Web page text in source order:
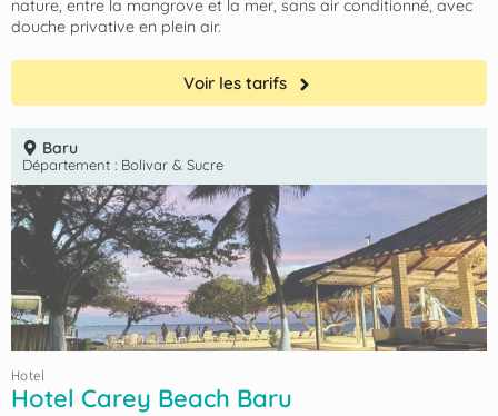
nature, entre la mangrove et la mer, sans air conditionné, avec
douche privative en plein air.
Voir les tarifs
Baru
Département : Bolivar & Sucre
Hotel
Hotel Carey Beach Baru